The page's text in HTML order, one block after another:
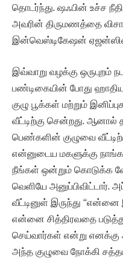
தொடர்ந்து. ஷஃபின் உச்ச
அவரின் திருமணத்தை
இன்வெஸ்டிகேஷன்
இவ்வாறு வழக்கு
பண்டிகையின் போது
குழு பூக்கள் மற்றும்
வீட்டிற்கு சென்றது.
பெண்களின் குழுவை
என்னுடைய மகளுக்கு
நீங்கள் ஒன்றும் கொடுக்க
வெளியே அனுப்பிவிட்டார்.
வீட்டினுள் இருந்து “என்னை
என்னை சித்திரவதை
செய்வார்கள் என்று எனக்கு
அந்த குழுவை நோக்கி